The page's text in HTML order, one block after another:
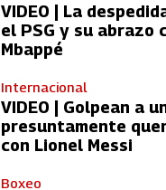
VIDEO | La
el PSG y su abrazo
Mbappé
Internacional
VIDEO | Golpean a
presuntamente
con Lionel Messi
Boxeo